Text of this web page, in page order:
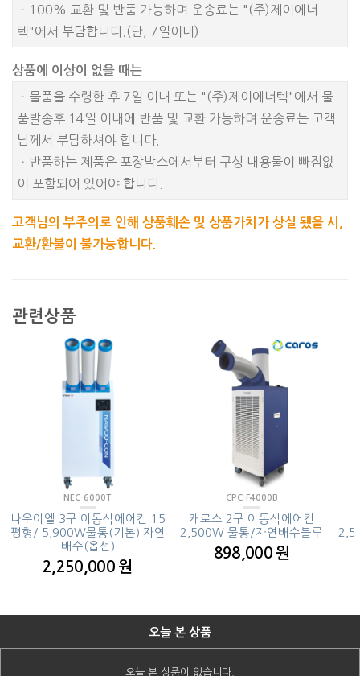
ㆍ100% 교환 및 반품 가능하며 운송료는 "(주)제이에너
텍"에서 부담합니다.(단, 7일이내)
상품에 이상이 없을 때는
ㆍ물품을 수령한 후 7일 이내 또는 "(주)제이에너텍"에서 물
품발송후 14일 이내에 반품 및 교환 가능하며 운송료는 고객
님께서 부담하셔야 합니다.
ㆍ반품하는 제품은 포장박스에서부터 구성 내용물이 빠짐없
이 포함되어 있어야 합니다.
고객님의 부주의로 인해 상품훼손 및 상품가치가 상실 됐을 시,
교환/환불이 불가능합니다.
관련상품
NEC-6000T
나우이엘 3구 이동식에어컨 15
평형/ 5,900W물통(기본) 자연
배수(옵선)
2,250,000 원
CPC-F4000B
캐로스 2구 이동식에어컨
2,500W 물통/자연배수블루
898,000 원
오늘 본 상품
오늘 본 상품이 없습니다.